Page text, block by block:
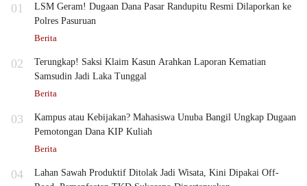
01
LSM Geram! Dugaan Dana Pasar Randupitu Resmi Dilaporkan ke
Polres Pasuruan
Berita
02
Terungkap! Saksi Klaim Kasun Arahkan Laporan Kematian
Samsudin Jadi Laka Tunggal
Berita
03
Kampus atau Kebijakan? Mahasiswa Unuba Bangil Ungkap Dugaan
Pemotongan Dana KIP Kuliah
Berita
04
Lahan Sawah Produktif Ditolak Jadi Wisata, Kini Dipakai Off-